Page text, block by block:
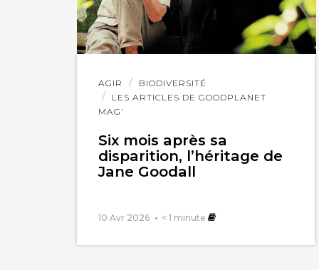
AGIR
BIODIVERSITÉ
LES ARTICLES DE GOODPLANET
MAG'
Six mois après sa
disparition, l’héritage de
Jane Goodall
10 Avr 2026 < 1 minute
Lire
l'article